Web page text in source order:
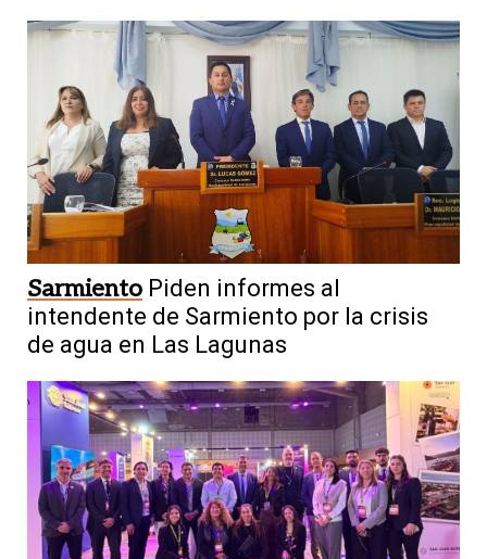
Sarmiento Piden informes al
intendente de Sarmiento por la crisis
de agua en Las Lagunas